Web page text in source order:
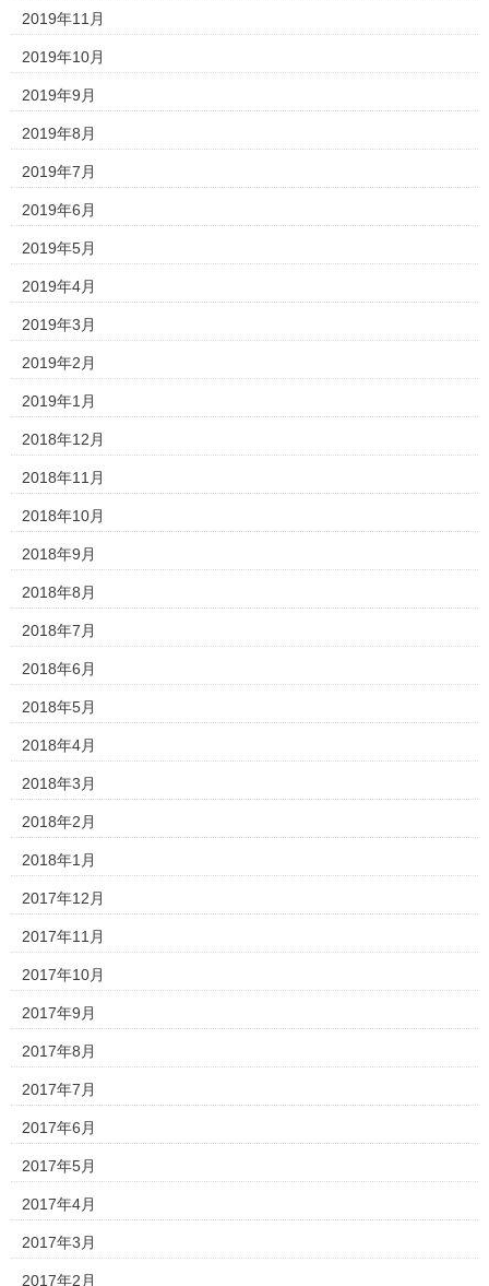
2019年11月
2019年10月
2019年9月
2019年8月
2019年7月
2019年6月
2019年5月
2019年4月
2019年3月
2019年2月
2019年1月
2018年12月
2018年11月
2018年10月
2018年9月
2018年8月
2018年7月
2018年6月
2018年5月
2018年4月
2018年3月
2018年2月
2018年1月
2017年12月
2017年11月
2017年10月
2017年9月
2017年8月
2017年7月
2017年6月
2017年5月
2017年4月
2017年3月
2017年2月